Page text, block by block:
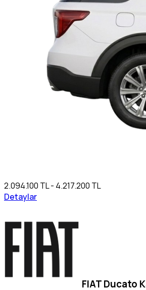
2.094.100 TL - 4.217.200 TL
Detaylar
FIAT Ducato